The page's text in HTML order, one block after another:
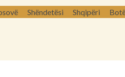
Shëndetësi Shqipëri